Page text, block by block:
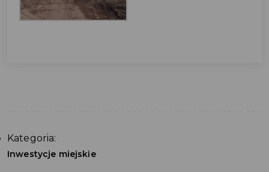
Kategoria:
Inwestycje miejskie